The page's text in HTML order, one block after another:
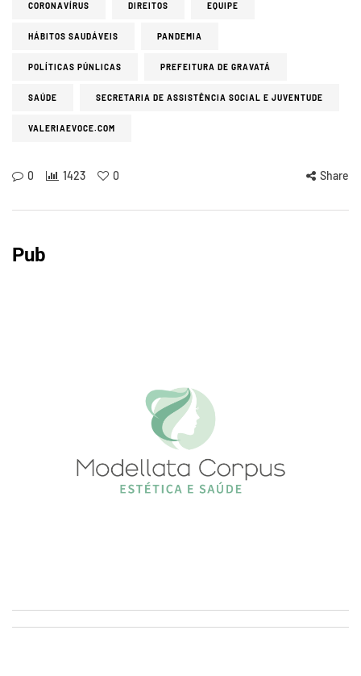
CORONAVÍRUS DIREITOS EQUIPE
HÁBITOS SAUDÁVEIS PANDEMIA
POLÍTICAS PÚNLICAS PREFEITURA DE GRAVATÁ
SAÚDE SECRETARIA DE ASSISTÊNCIA SOCIAL E JUVENTUDE
VALERIAEVOCE.COM
0 1423 0 Share
Pub